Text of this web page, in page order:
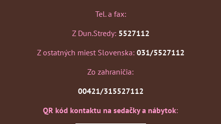
Tel. a fax:
Z Dun.Stredy: 5527112
Z ostatných miest Slovenska: 031/5527112
Zo zahraničia:
00421/315527112
QR kód kontaktu na sedačky a nábytok: